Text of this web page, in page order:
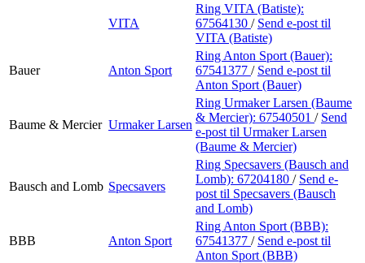
VITA
Ring VITA (Batiste):
67564130 / Send e-post til
VITA (Batiste)
Bauer Anton Sport
Ring Anton Sport (Bauer):
67541377 / Send e-post til
Anton Sport (Bauer)
Baume & Mercier Urmaker Larsen
Ring Urmaker Larsen (Baume
& Mercier): 67540501 / Send
e-post til Urmaker Larsen
(Baume & Mercier)
Bausch and Lomb Specsavers
Ring Specsavers (Bausch and
Lomb): 67204180 / Send e-
post til Specsavers (Bausch
and Lomb)
BBB Anton Sport
Ring Anton Sport (BBB):
67541377 / Send e-post til
Anton Sport (BBB)